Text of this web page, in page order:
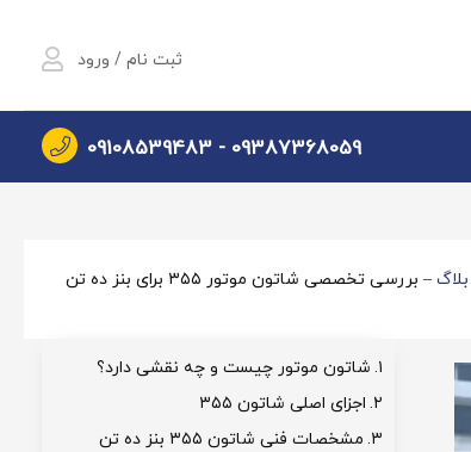
ثبت نام / ورود
09387368059 -
09108539483
بلاگ– بررسی تخصصی شاتون موتور ۳۵۵ برای بنز ده تن
شاتون موتور چیست و چه نقشی دارد؟
اجزای اصلی شاتون ۳۵۵
مشخصات فنی شاتون ۳۵۵ بنز ده تن